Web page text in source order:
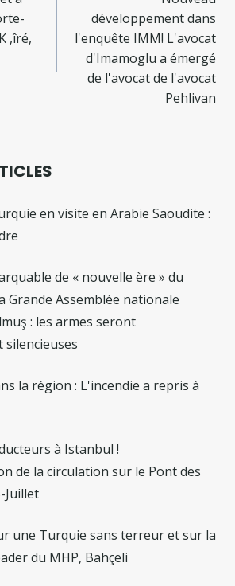
,îré,
développement dans
l'enquête IMM! L'avocat
d'Imamoglu a émergé
de l'avocat de l'avocat
Pehlivan
en visite en Arabie Saoudite :
de « nouvelle ère » du
Grande Assemblée nationale
: les armes seront
silencieuses
la région : L'incendie a repris à
à Istanbul !
de la circulation sur le Pont des
Juillet
une Turquie sans terreur et sur la
du MHP, Bahçeli